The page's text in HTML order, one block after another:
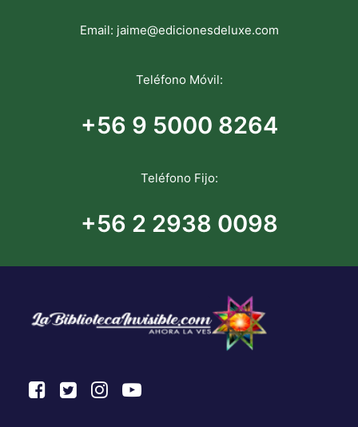
Email: jaime@edicionesdeluxe.com
Teléfono Móvil:
+56 9 5000 8264
Teléfono Fijo:
+56 2 2938 0098